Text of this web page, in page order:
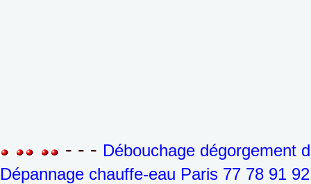
- - - Débouchage dégorgement
Dépannage chauffe-eau Paris 77 78 91